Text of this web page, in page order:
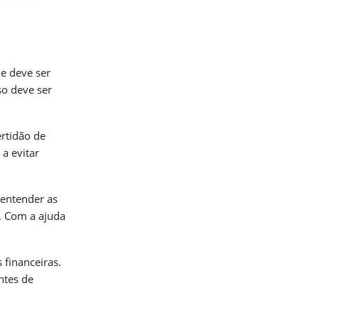
deve ser
deve ser
de
evitar
as
a ajuda
financeiras.
de